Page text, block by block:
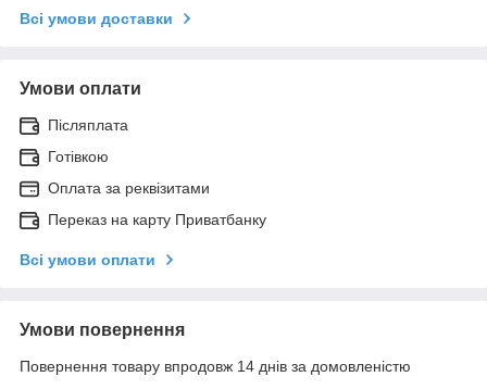
Всі умови доставки
Умови оплати
Післяплата
Готівкою
Оплата за реквізитами
Переказ на карту Приватбанку
Всі умови оплати
Умови повернення
Повернення товару впродовж 14 днів за домовленістю